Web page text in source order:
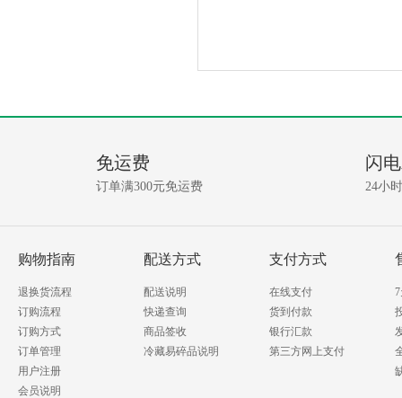
我要提问
免运费
订单满300元免运费
闪
24小
购物指南
退换货流程
订购流程
订购方式
订单管理
用户注册
会员说明
配送方式
配送说明
快递查询
商品签收
冷藏易碎品说明
支付方式
在线支付
货到付款
银行汇款
第三方网上支付